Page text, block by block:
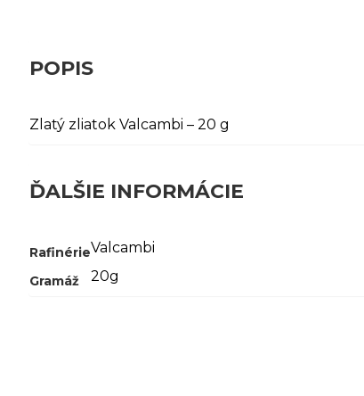
POPIS
Zlatý zliatok Valcambi – 20 g
ĎALŠIE INFORMÁCIE
RafinérieValcambi
Gramáž 20g